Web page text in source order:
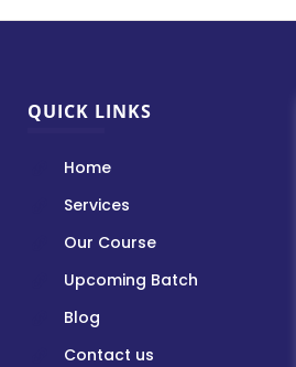
QUICK LINKS
Home
Services
Our Course
Upcoming Batch
Blog
Contact us